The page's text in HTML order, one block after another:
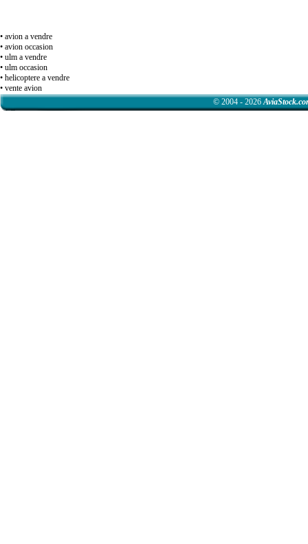
• avion a vendre
• avion occasion
• ulm a vendre
• ulm occasion
• helicoptere a vendre
• vente avion
© 2004 - 2026